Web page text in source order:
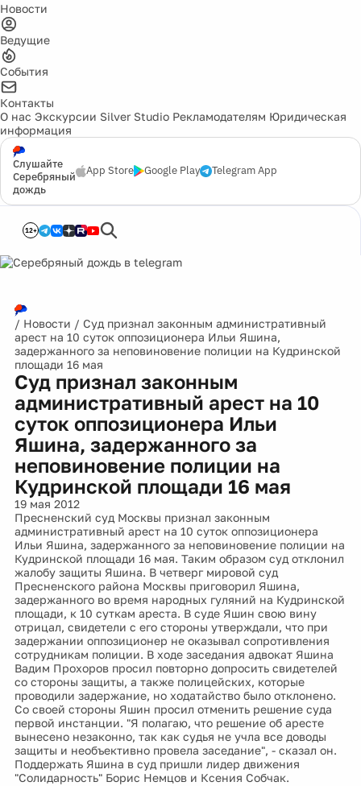
Новости
Ведущие
События
Контакты
О нас Экскурсии Silver Studio Рекламодателям Юридическая
информация
Слушайте
Серебряный
дождь
App Store Google Play Telegram App
12+
/ Новости / Суд признал законным административный
арест на 10 суток оппозиционера Ильи Яшина,
задержанного за неповиновение полиции на Кудринской
площади 16 мая
Суд признал законным
административный арест на 10
суток оппозиционера Ильи
Яшина, задержанного за
неповиновение полиции на
Кудринской площади 16 мая
19 мая 2012
Пресненский суд Москвы признал законным
административный арест на 10 суток оппозиционера
Ильи Яшина, задержанного за неповиновение полиции на
Кудринской площади 16 мая. Таким образом суд отклонил
жалобу защиты Яшина. В четверг мировой суд
Пресненского района Москвы приговорил Яшина,
задержанного во время народных гуляний на Кудринской
площади, к 10 суткам ареста. В суде Яшин свою вину
отрицал, свидетели с его стороны утверждали, что при
задержании оппозиционер не оказывал сопротивления
сотрудникам полиции. В ходе заседания адвокат Яшина
Вадим Прохоров просил повторно допросить свидетелей
со стороны защиты, а также полицейских, которые
проводили задержание, но ходатайство было отклонено.
Со своей стороны Яшин просил отменить решение суда
первой инстанции. "Я полагаю, что решение об аресте
вынесено незаконно, так как судья не учла все доводы
защиты и необъективно провела заседание", - сказал он.
Поддержать Яшина в суд пришли лидер движения
"Солидарность" Борис Немцов и Ксения Собчак.